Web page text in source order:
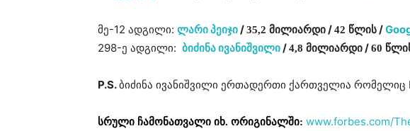
მე-12 ადგილი: ლარი პეიჯი /35,2 მილიარდი /42 წლის /
298-ე ადგილი: ბიძინა ივანიშვილი /4,8 მილიარდი /60
P.S.ბიძინა ივანიშვილი ერთადერთი ქართველია რომელიც
სრული ჩამონათვალი იხ. ორიგინალში: www.forbes.com/